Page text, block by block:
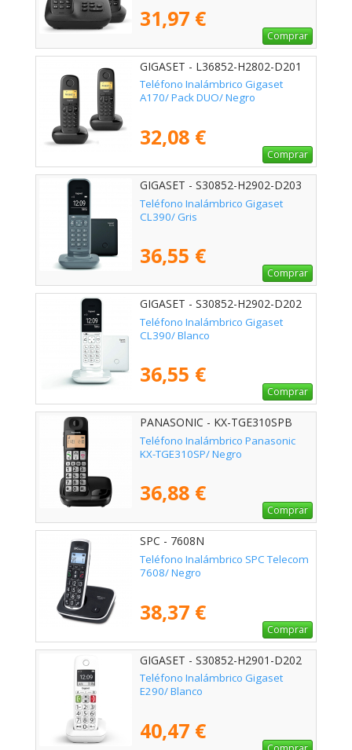
31,97 €
Comprar
GIGASET - L36852-H2802-D201
Teléfono Inalámbrico Gigaset
A170/ Pack DUO/ Negro
32,08 €
Comprar
GIGASET - S30852-H2902-D203
Teléfono Inalámbrico Gigaset
CL390/ Gris
36,55 €
Comprar
GIGASET - S30852-H2902-D202
Teléfono Inalámbrico Gigaset
CL390/ Blanco
36,55 €
Comprar
PANASONIC - KX-TGE310SPB
Teléfono Inalámbrico Panasonic
KX-TGE310SP/ Negro
36,88 €
Comprar
SPC - 7608N
Teléfono Inalámbrico SPC Telecom
7608/ Negro
38,37 €
Comprar
GIGASET - S30852-H2901-D202
Teléfono Inalámbrico Gigaset
E290/ Blanco
40,47 €